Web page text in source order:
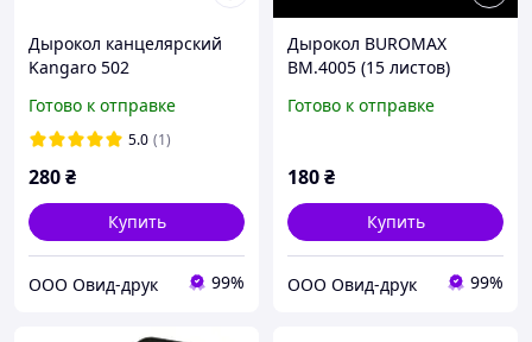
Дырокол канцелярский
Kangaro 502
листов)
Готово к отправке
5.0 (1)
280₴
Купить
ООО Овид-друк 99%
Дырокол BUROMAX
ВМ.4005 (15 листов)
Готово к отправке
180₴
Купить
ООО Овид-друк 99%